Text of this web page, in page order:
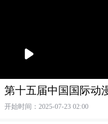
播
第十五届中国国际动
开始时间：2025-07-23 02:00